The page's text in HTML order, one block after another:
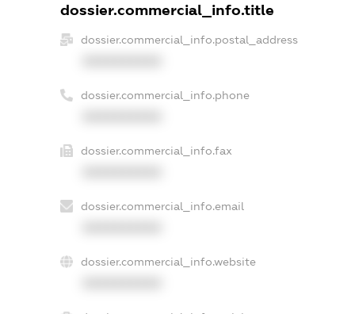
dossier.commercial_info.title
dossier.commercial_info.postal_address
dossier.commercial_info.phone
dossier.commercial_info.fax
dossier.commercial_info.email
dossier.commercial_info.website